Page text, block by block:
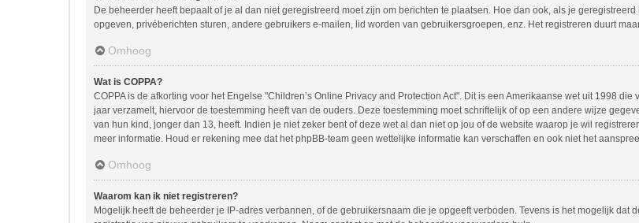
De beheerder heeft bepaalt of je al dan niet geregistreerd moet zijn om berichten te plaatsen. Hoe dan ook, als je
opgeven, privéberichten sturen, andere gebruikers e-mailen, lid worden van gebruikersgroepen, enz. Het registreren duurt
Omhoog
Wat is COPPA?
COPPA is de afkorting voor het Engelse "Children’s Online Privacy and Protection Act". Dit is een Amerikaanse wet uit 1998
jaar verzamelt, hiervoor de toestemming heeft van de ouders. Deze toestemming moet schriftelijk of op een andere wijze
van hun kind, jonger dan 13, heeft. Indien je niet zeker bent of deze wet al dan niet op jou of de website waarop je wil
meer informatie. Houd er rekening mee dat het phpBB-team geen wettelijke informatie kan verschaffen en ook niet het
Omhoog
Waarom kan ik niet registreren?
Mogelijk heeft de beheerder je IP-adres verbannen, of de gebruikersnaam die je opgeeft verboden. Tevens is het mogelijk